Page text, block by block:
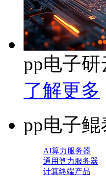
pp电子
了解更多
pp电子鲲
AI算力服务器
通用算力服务器
计算终端产品